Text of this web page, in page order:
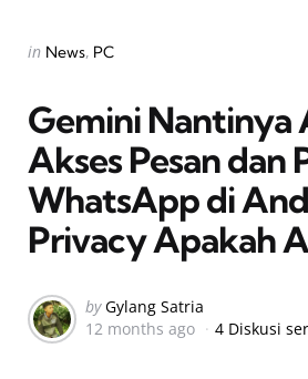
Categories
Posted
in News PC
Gemini Nantinya
Akses Pesan dan
WhatsApp di
Privacy Apakah
Posted
by
by Gylang Satria
12 months ago
4 Diskusi